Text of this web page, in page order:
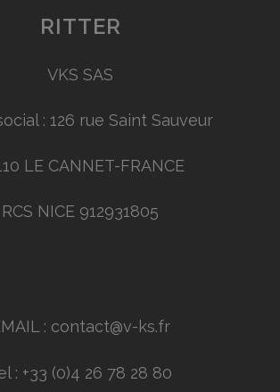
RITTER
VKS SAS
: 126 rue Saint Sauveur
LE CANNET-FRANCE
RCS NICE 912931805
: contact@v-ks.fr
: +33 (0)4 26 78 28 80